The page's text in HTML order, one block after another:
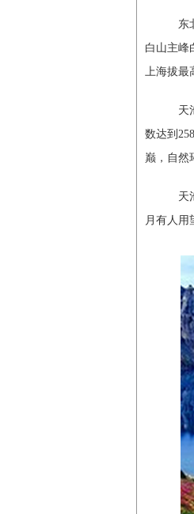
东北
白山主峰
上海拔
天池
数达到
巅，自然
天池
月有人用